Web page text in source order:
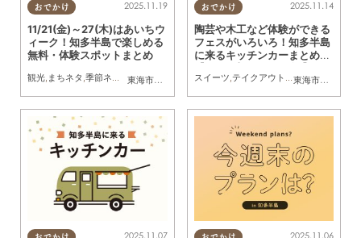
おでかけ
東海市
, 大府市 知多市 ,阿久比町 ,半田市 ,武豊町,南知多町
2025.11.19
11/21(金)～27(木)はあいちウ
ィーク！知多半島で楽しめる
無料・体験スポットまとめ
観光, まちネタ ,季節ネタ 親子
おでかけ
東海市大府市
2025.11.14
陶芸や木工など体験ができる
フェスがいろいろ！知多半島
に来るキッチンカーまとめ
スイーツ,テイクアウト ,キッチンカー
2025.11.07 2025.11.06